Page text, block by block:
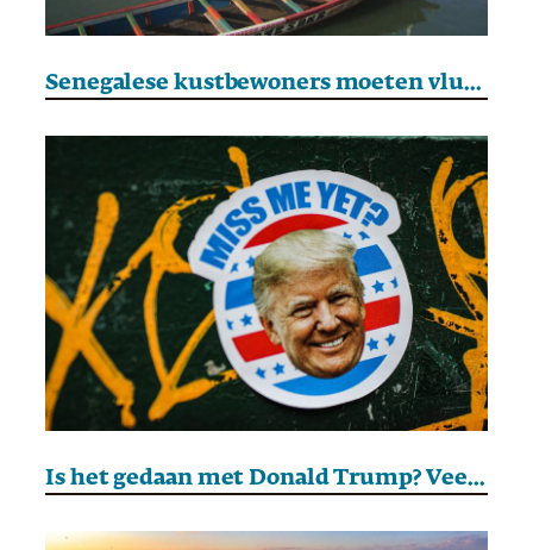
Senegalese kustbewoners moeten vluchten voor het water. Maar waarheen?
Is het gedaan met Donald Trump? Veel Republikeinen – maar niet alle – hopen van wel